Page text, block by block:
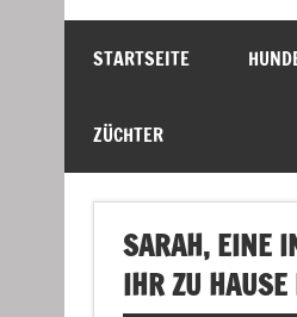
STARTSEITE
ZÜCHTER
SARAH, EINE
IHR ZU